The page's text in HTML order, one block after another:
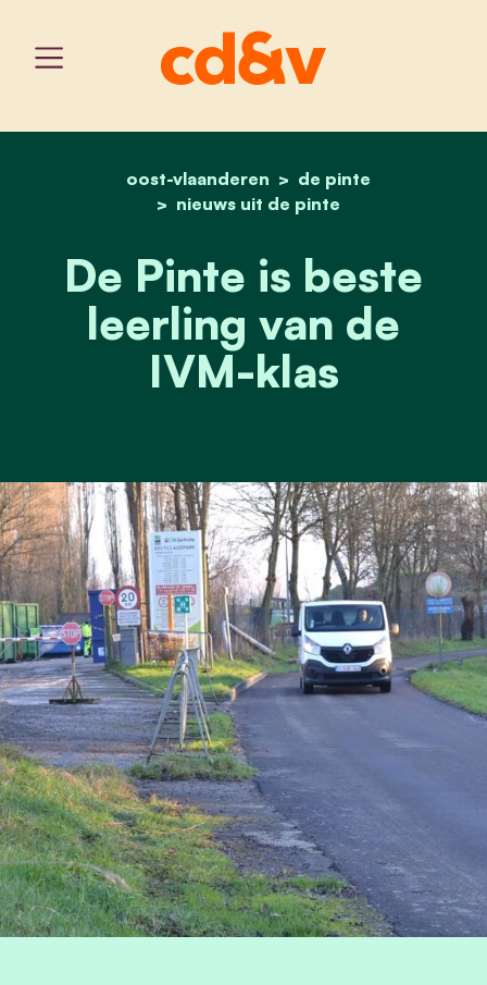
home
oost-vlaanderen
de pinte
nieuws uit de pinte
de pinte is beste leerling
De Pinte is beste
leerling van de
IVM-klas